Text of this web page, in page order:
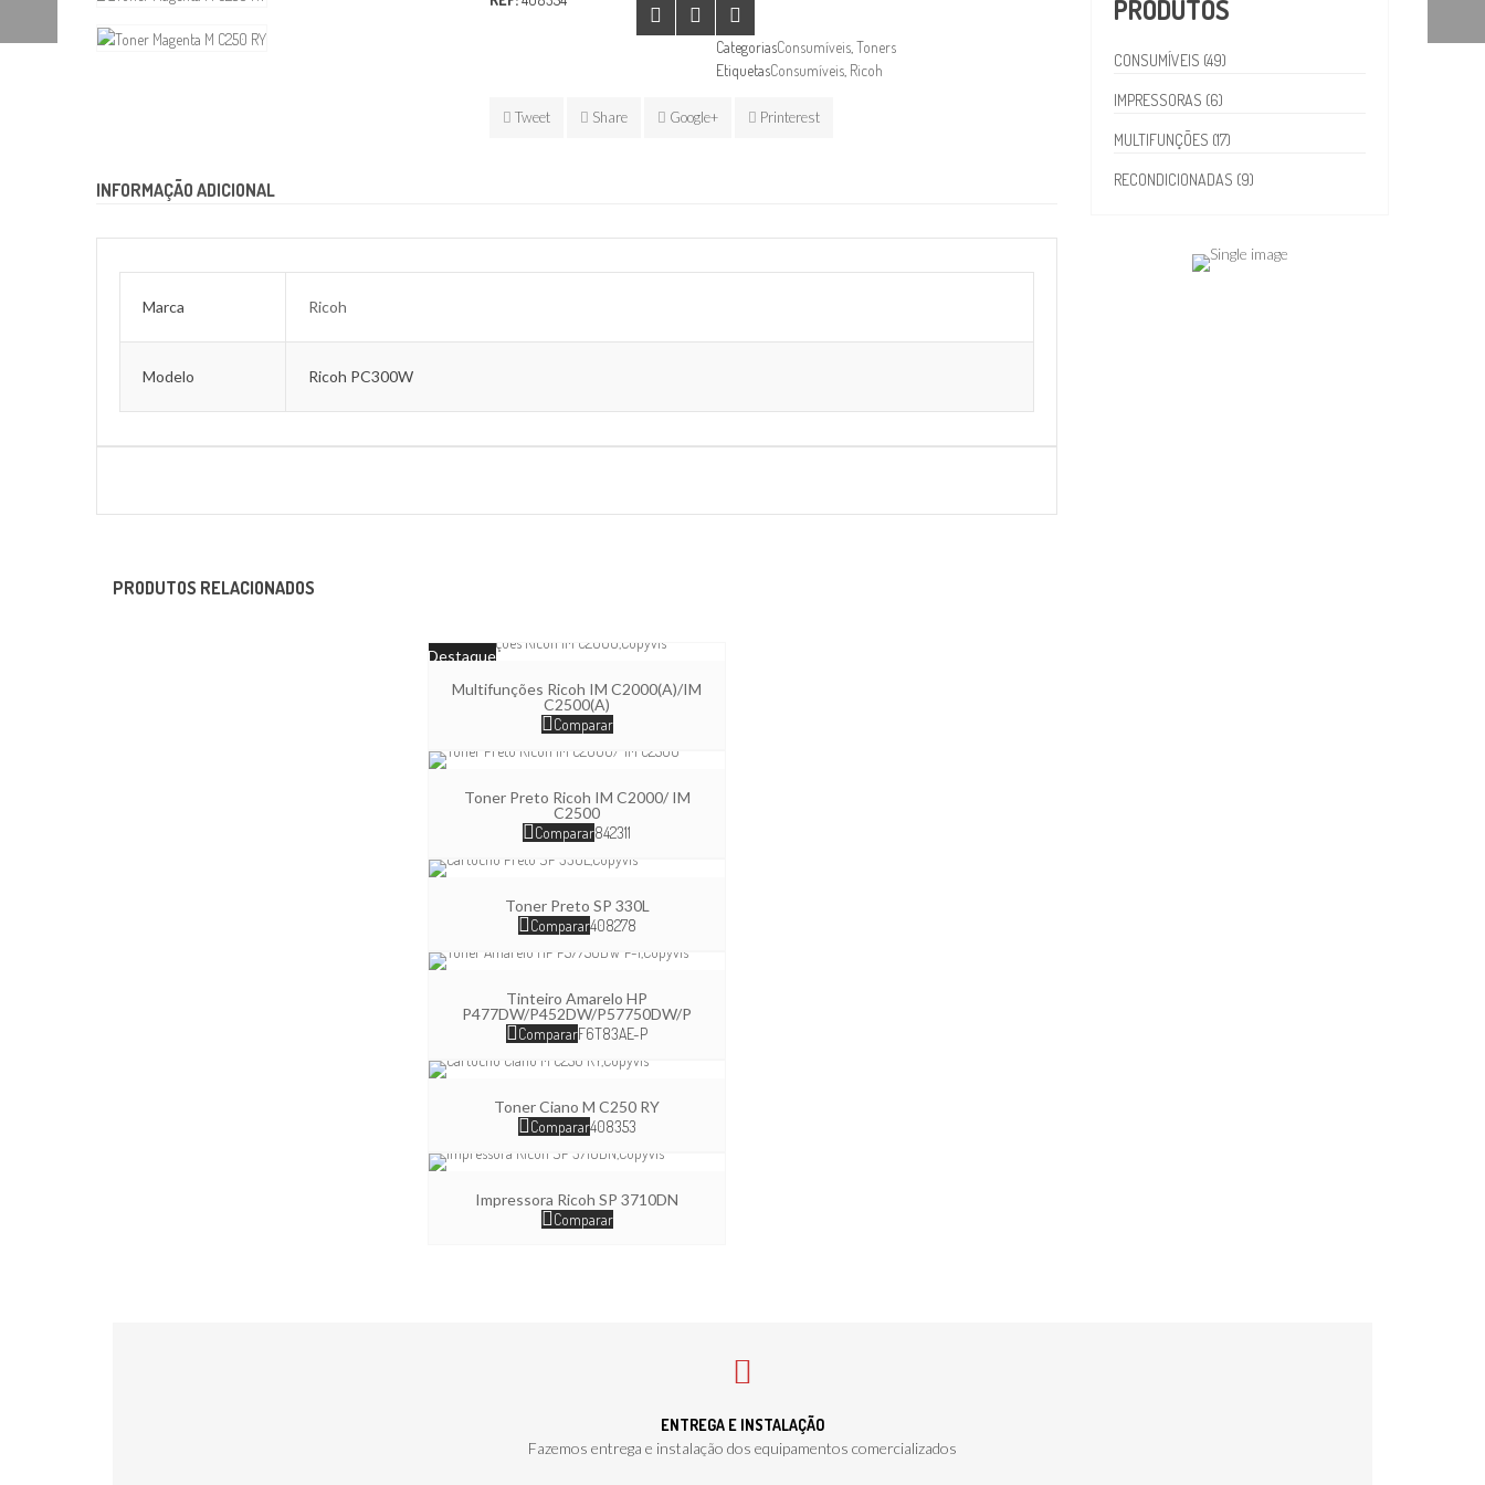
CategoriasConsumíveis Toners
EtiquetasConsumíveis Ricoh
Tweet Share Google+ Printerest
INFORMAÇÃO ADICIONAL
Marca Ricoh
Modelo Ricoh PC300W
PRODUTOS RELACIONADOS
Destaque
Multifunções Ricoh IM C2000(A)/IM
C2500(A)
Comparar
Toner Preto Ricoh IM C2000/ IM
C2500
Comparar842311
Toner Preto SP 330L
Comparar408278
Tinteiro Amarelo HP
P477DW/P452DW/P57750DW/P
CompararF6T83AE-P
Toner Ciano M C250 RY
Comparar408353
Impressora Ricoh SP 3710DN
Comparar
PRODUTOS
CONSUMÍVEIS (49)
IMPRESSORAS (6)
MULTIFUNÇÕES (17)
RECONDICIONADAS (9)
ENTREGA E INSTALAÇÃO
Fazemos entrega e instalação dos equipamentos comercializados